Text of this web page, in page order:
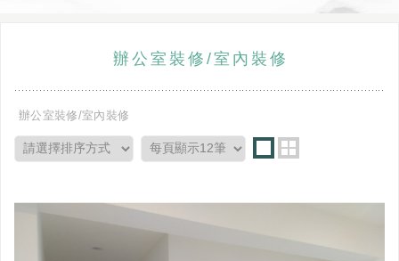
辦公室裝修/室內裝修
辦公室裝修/室內裝修